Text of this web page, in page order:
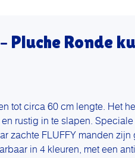
– Pluche Ronde
tot circa 60 cm lengte. Het
rustig in te slapen.
zachte FLUFFY manden zijn
in 4 kleuren, met een